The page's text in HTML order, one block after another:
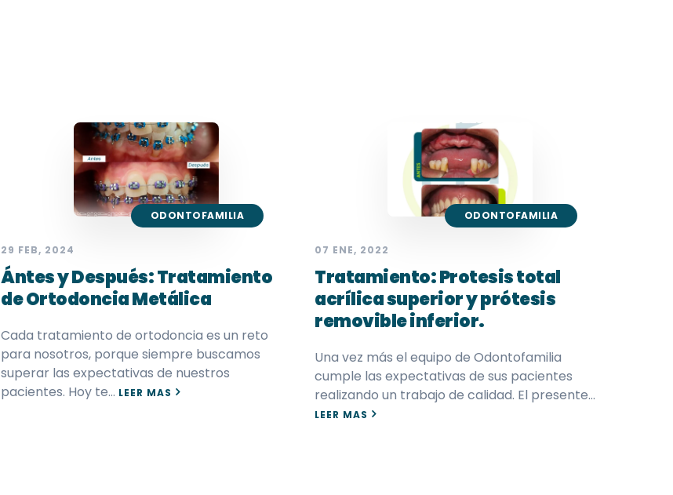
ODONTOFAMILIA
29 FEB, 2024
Ántes y Después: Tratamiento
de Ortodoncia Metálica
Cada tratamiento de ortodoncia es un reto
para nosotros, porque siempre buscamos
superar las expectativas de nuestros
pacientes. Hoy te… LEER MAS
ODONTOFAMILIA
07 ENE, 2022
Tratamiento: Protesis total
acrílica superior y prótesis
removible inferior.
Una vez más el equipo de Odontofamilia
cumple las expectativas de sus pacientes
realizando un trabajo de calidad. El presente…
LEER MAS